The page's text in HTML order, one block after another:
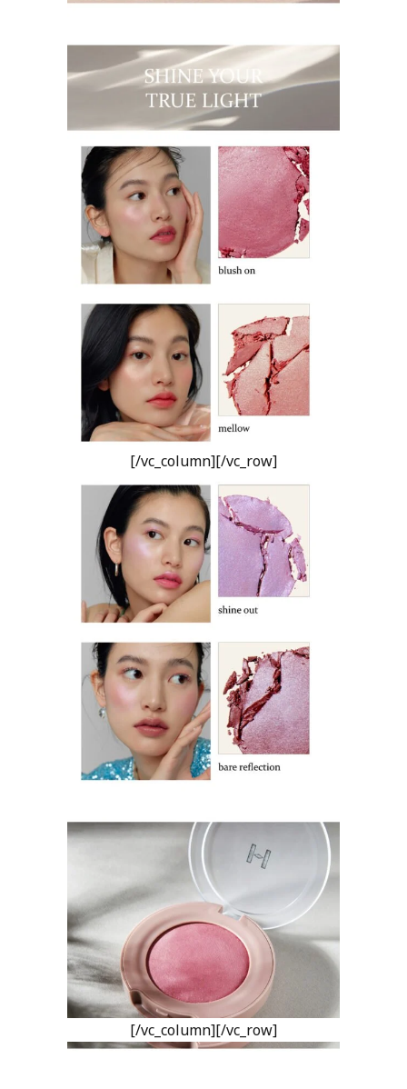
[/vc_column][/vc_row]
[/vc_column][/vc_row]